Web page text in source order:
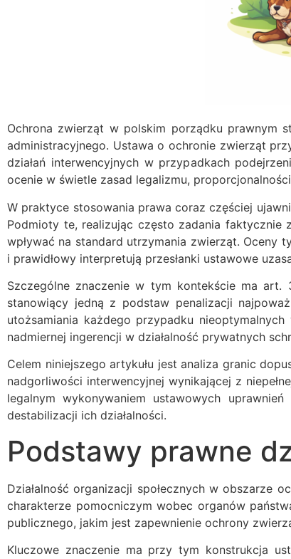
Ochrona zwierząt w polskim porządku prawnym
administracyjnego. Ustawa o ochronie zwierząt
działań interwencyjnych w przypadkach
ocenie w świetle zasad legalizmu,
W praktyce stosowania prawa coraz częściej
Podmioty te, realizując często zadania faktycznie
wpływać na standard utrzymania zwierząt. Oceny
i prawidłowy interpretują przesłanki ustawowe
Szczególne znaczenie w tym kontekście ma
stanowiący jedną z podstaw penalizacji
utożsamiania każdego przypadku
nadmiernej ingerencji w działalność prywatnych
Celem niniejszego artykułu jest analiza granic
nadgorliwości interwencyjnej wynikającej z
legalnym wykonywaniem ustawowych
destabilizacji ich działalności.
Podstawy prawne
Działalność organizacji społecznych w obszarze
charakterze pomocniczym wobec organów
publicznego, jakim jest zapewnienie ochrony
Kluczowe znaczenie ma przy tym konstrukcja